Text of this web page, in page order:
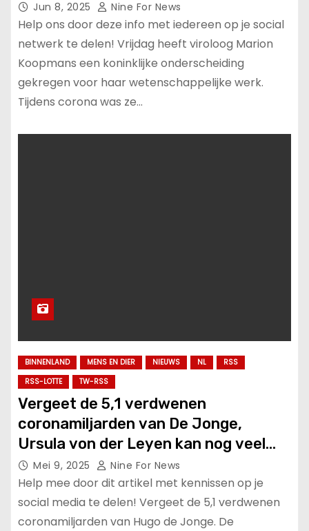
mensen’ is er niet’.
Jun 8, 2025 Nine For News
Help ons door deze info met iedereen op je social
netwerk te delen! Vrijdag heeft viroloog Marion
Koopmans een koninklijke onderscheiding
gekregen voor haar wetenschappelijke werk.
Tijdens corona was ze…
BINNENLAND MENS EN DIER NIEUWS NL
RSS
RSS-LOTTE
TW-RSS
Vergeet de 5,1 verdwenen
coronamiljarden van De Jonge,
Ursula von der Leyen kan nog veel
beter belastinggeld verkwanselen.
Mei 9, 2025 Nine For News
Help mee door dit artikel met kennissen op je
social media te delen! Vergeet de 5,1 verdwenen
coronamiljarden van Hugo de Jonge. De